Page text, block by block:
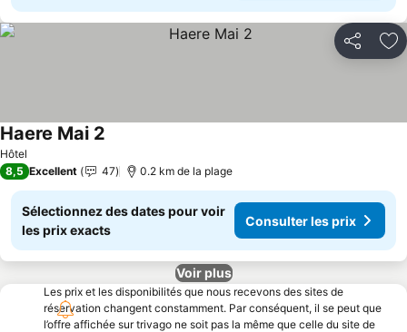
Partager
Hôtel
Haere Mai 2
8,5 Excellent 47 0.2 km de la plage
Sélectionnez des dates pour voir
les prix exacts
Consulter les prix
Voir plus
Les prix et les disponibilités que nous recevons des sites de
réservation changent constamment. Par conséquent, il se peut que
l’offre affichée sur trivago ne soit pas la même que celle du site de